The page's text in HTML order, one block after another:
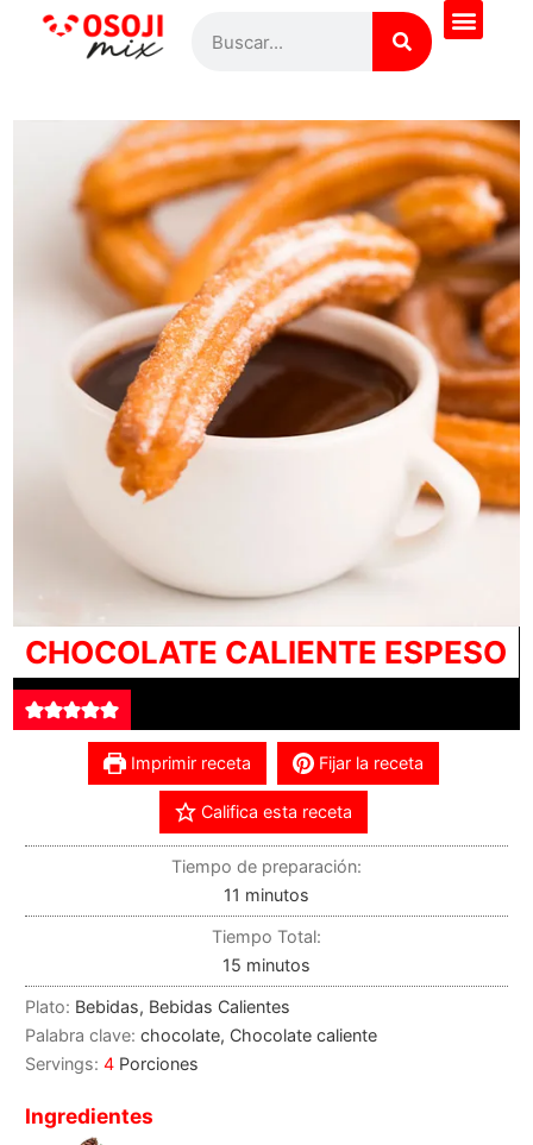
CHOCOLATE CALIENTE ESPESO
Imprimir receta Fijar la receta
Califica esta receta
Tiempo de preparación:
11 minutos
Tiempo Total:
15 minutos
Plato: Bebidas, Bebidas Calientes
Palabra clave: chocolate, Chocolate caliente
Servings: 4 Porciones
Ingredientes